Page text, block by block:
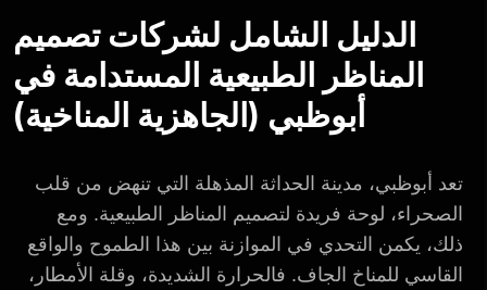
الدليل الشامل لشركات تصميم
المناظر الطبيعية المستدامة في
أبوظبي (الجاهزية المناخية)
تعد أبوظبي، مدينة الحداثة المذهلة التي تنهض من قلب
الصحراء، لوحة فريدة لتصميم المناظر الطبيعية. ومع
ذلك، يكمن التحدي في الموازنة بين هذا الطموح والواقع
القاسي للمناخ الجاف. فالحرارة الشديدة، وقلة الأمطار،